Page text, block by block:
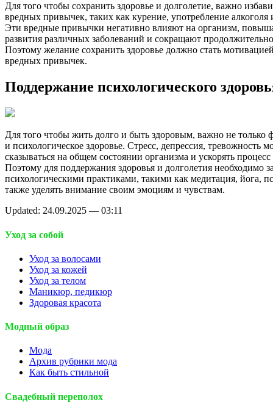
Для того чтобы сохранить здоровье и долголетие, важно
вредных привычек, таких как курение, употребление алкоголя
Эти вредные привычки негативно влияют на организм,
развития различных заболеваний и сокращают
Поэтому желание сохранить здоровье должно стать
вредных привычек.
Поддержание психологического
Для того чтобы жить долго и быть здоровым, важно не только
и психологическое здоровье. Стресс, депрессия, тревожность
сказываться на общем состоянии организма и ускорять процесс
Поэтому для поддержания здоровья и долголетия необходимо
психологическими практиками, такими как медитация, йога,
также уделять внимание своим эмоциям и чувствам.
Updated: 24.09.2025 — 03:11
Уход за собой
Уход за волосами
Уход за кожей
Уход за телом
Маникюр, педикюр
Здоровая красота
Модный образ
Мода
Архив рубрики мода
Как быть стильной
Свадебный переполох